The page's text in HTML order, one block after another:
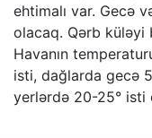
ehtimalı var. Gecə
olacaq. Qərb küləyi
Havanın
isti, dağlarda gecə
yerlərdə 20-25° isti